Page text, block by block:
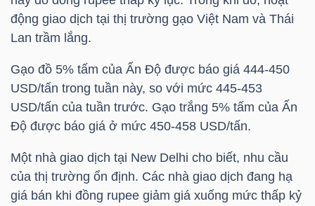
động giao dịch tại thị trường gạo Việt Nam và Thái
Lan trầm lắng.
Gạo đồ 5% tấm của Ấn Độ được báo giá 444-450
USD/tấn trong tuần này, so với mức 445-453
USD/tấn của tuần trước. Gạo trắng 5% tấm của Ấn
Độ được báo giá ở mức 450-458 USD/tấn.
Một nhà giao dịch tại New Delhi cho biết, nhu cầu
của thị trường ổn định. Các nhà giao dịch đang hạ
giá bán khi đồng rupee giảm giá xuống mức thấp kỷ
GIỚI
DƯƠNG